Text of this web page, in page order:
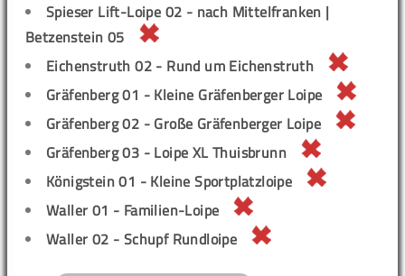
Spieser Lift-Loipe 02 - nach Mittelfranken |
Betzenstein 05
Eichenstruth 02 - Rund um Eichenstruth
Gräfenberg 01 - Kleine Gräfenberger Loipe
Gräfenberg 02 - Große Gräfenberger Loipe
Gräfenberg 03 - Loipe XL Thuisbrunn
Königstein 01 - Kleine Sportplatzloipe
Waller 01 - Familien-Loipe
Waller 02 - Schupf Rundloipe